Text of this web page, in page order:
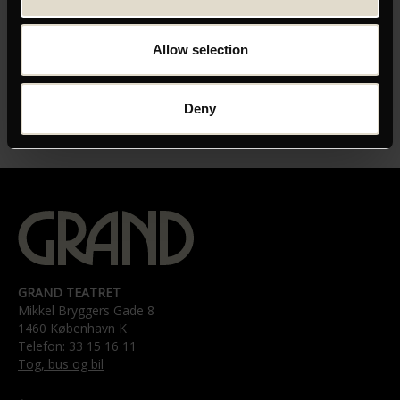
Allow selection
Deny
DET LILLE BAGERI
01:39
GRAND TEATRET
Mikkel Bryggers Gade 8
1460 København K
Telefon: 33 15 16 11
Tog, bus og bil